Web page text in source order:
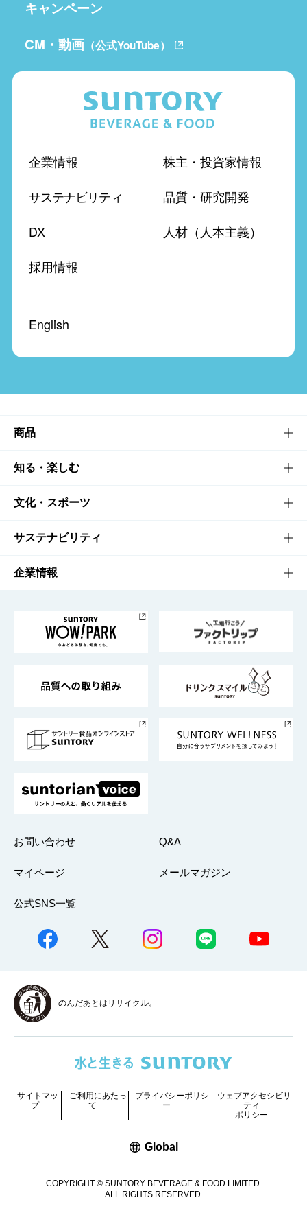
キャンペーン
CM・動画（公式YouTube）
企業情報
株主・投資家情報
サステナビリティ
品質・研究開発
DX
人材（人本主義）
採用情報
English
商品
商品TOP
商品一覧
商品発売情報
栄養成分一覧
知る・楽しむ
知る・楽しむTOP
キャンペーン
工場見学
地域情報
文化・スポーツ
文化・スポーツTOP
サントリーホール
サントリーサンバーズ大阪
サステナビリティ
サステナビリティTOP
サントリーが考えるサステナビリティ経営
企業情報
企業概要
採用情報
お問い合わせ Q&A
マイページ メールマガジン
公式SNS一覧
のんだあとはリサイクル。
COPYRIGHT © SUNTORY BEVERAGE & FOOD LIMITED.
ALL RIGHTS RESERVED.
サイトマッ
プ
ご利用にあたっ
て
プライバシーポリシ
ー
ウェブアクセシビリ
ティ
ポリシー
Global新しいウィンドウで開く